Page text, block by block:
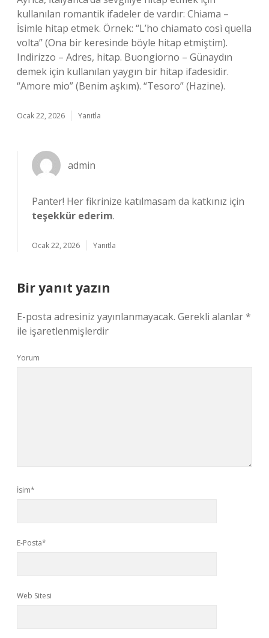
kullanılan romantik ifadeler de vardır: Chiama –
İsimle hitap etmek. Örnek: “L’ho chiamato così quella
volta” (Ona bir keresinde böyle hitap etmiştim).
Indirizzo – Adres, hitap. Buongiorno – Günaydın
demek için kullanılan yaygın bir hitap ifadesidir.
“Amore mio” (Benim aşkım). “Tesoro” (Hazine).
Ocak 22, 2026 Yanıtla
admin
Panter! Her fikrinize katılmasam da katkınız için
teşekkür ederim.
Ocak 22, 2026 Yanıtla
Bir yanıt yazın
E-posta adresiniz yayınlanmayacak. Gerekli alanlar*
ile işaretlenmişlerdir
Yorum
İsim*
E-Posta*
Web Sitesi